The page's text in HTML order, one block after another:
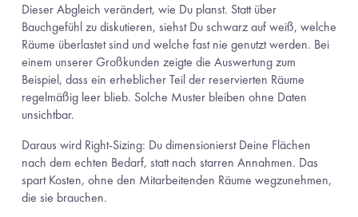
Dieser Abgleich verändert, wie Du planst. Statt über
Bauchgefühl zu diskutieren, siehst Du schwarz auf weiß, welche
Räume überlastet sind und welche fast nie genutzt werden. Bei
einem unserer Großkunden zeigte die Auswertung zum
Beispiel, dass ein erheblicher Teil der reservierten Räume
regelmäßig leer blieb. Solche Muster bleiben ohne Daten
unsichtbar.
Daraus wird Right-Sizing: Du dimensionierst Deine Flächen
nach dem echten Bedarf, statt nach starren Annahmen. Das
spart Kosten, ohne den Mitarbeitenden Räume wegzunehmen,
die sie brauchen.